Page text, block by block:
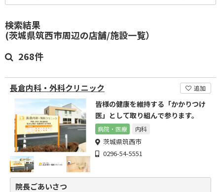
検索結果
(茨城県筑西市周辺の店舗/施設一覧）
268件
長倉内科・外科クリニック 追加
皆様の健康を維持する「かかりつけ
医」として取り組んで参ります。
病院・医療 内科
茨城県筑西市
0296-54-5551
院長ごあいさつ